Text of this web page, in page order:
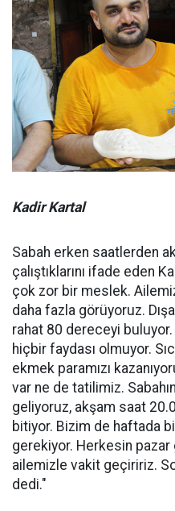
Kadir Kartal
Sabah erken saatlerden
çalıştıklarını ifade eden
çok zor bir meslek.
daha fazla görüyoruz.
rahat 80 dereceyi buluyor.
hiçbir faydası olmuyor.
ekmek paramızı
var ne de tatilimiz.
geliyoruz, akşam saat
bitiyor. Bizim de haftada
gerekiyor. Herkesin
ailemizle vakit geçiririz.
dedi."